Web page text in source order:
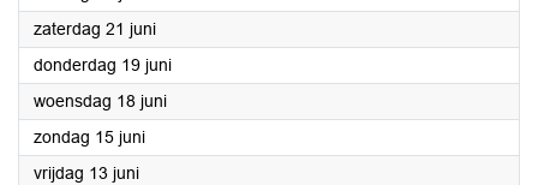
zaterdag 21 juni2025
donderdag 19 juni2025
woensdag 18 juni2025
zondag 15 juni2025
vrijdag 13 juni2025